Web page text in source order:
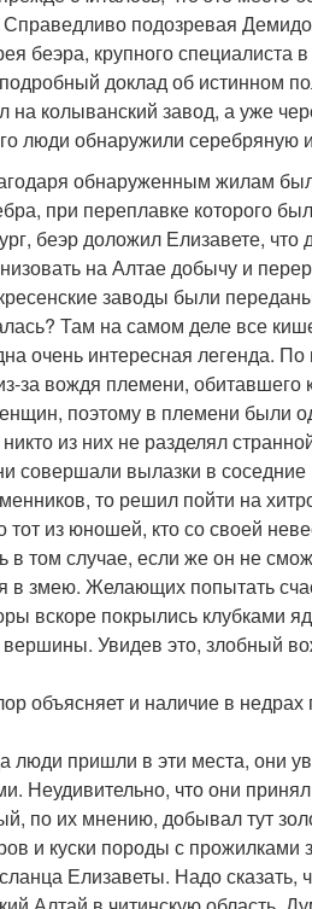
подозревая
беэра, крупного
доклад об истинном
колыванский завод, а уже
люди обнаружили серебряную
обнаруженным жилам
при переплавке которого
беэр доложил Елизавете, что
на Алтае добычу и
заводы были
Там на самом деле все
очень интересная легенда.
за вождя племени, обитавшего
поэтому в племени были
из них не разделял
совершали вылазки в
то решил пойти на
тот из юношей, кто со своей
том случае, если же он не
в змею. Желающих попытать
вскоре покрылись
Увидев это, злобный
объясняет и наличие в
люди пришли в эти места, они
Неудивительно, что они
по их мнению, добывал тут
и куски породы с
Елизаветы. Надо